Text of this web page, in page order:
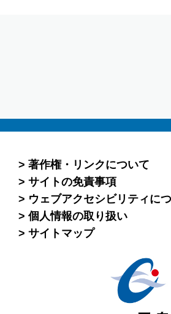
著作権・リンクについて
サイトの免責事項
ウェブアクセシビリティに
個人情報の取り扱い
サイトマップ